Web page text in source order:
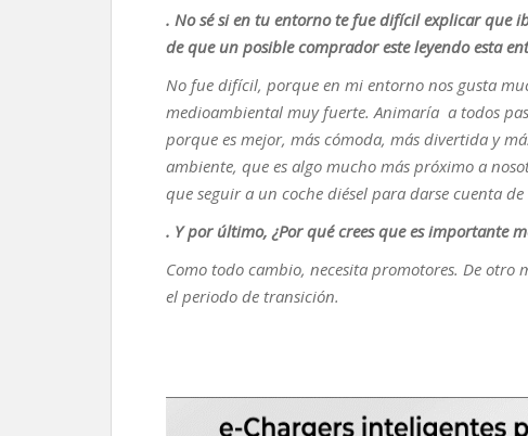
. No sé si en tu entorno te fue difícil explicar que
de que un posible comprador este leyendo esta
No fue difícil, porque en mi entorno nos gusta
medioambiental muy fuerte. Animaría a todos
porque es mejor, más cómoda, más divertida y
ambiente, que es algo mucho más próximo a
que seguir a un coche diésel para darse cuenta
. Y por último, ¿Por qué crees que es importante
Como todo cambio, necesita promotores. De
el periodo de transición.